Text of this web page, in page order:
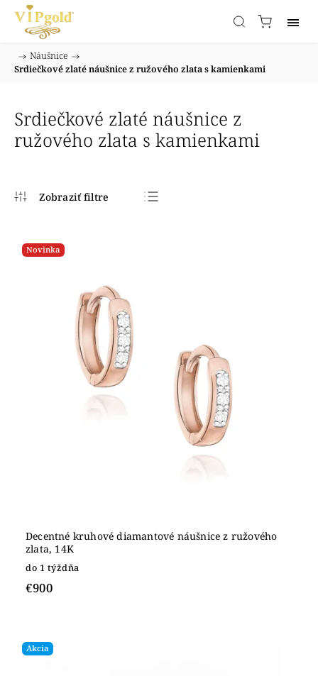
Domov
/ Náušnice /
Srdiečkové zlaté náušnice z ružového zlata s kamienkami
Srdiečkové zlaté náušnice z
ružového zlata s kamienkami
Novinka
Decentné kruhové diamantové náušnice z ružového
zlata, 14K
do 1 týždňa
€900
Akcia